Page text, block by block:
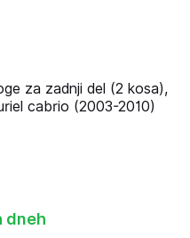
za zadnji del (2 kosa),
cabrio (2003-2010)
dneh